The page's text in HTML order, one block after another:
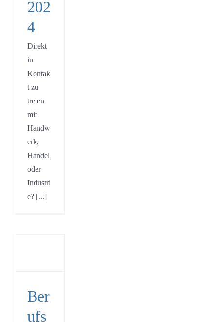
202
4
Direkt
in
Kontak
t zu
treten
mit
Handw
erk,
Handel
oder
Industri
e? [...]
Ber
ufs